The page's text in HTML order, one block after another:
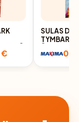
SULAS
TYMBARK
ĶIRŠU-